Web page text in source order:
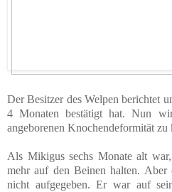
Der Besitzer des Welpen berichtet
4 Monaten bestätigt hat. Nun
angeborenen Knochendeformität zu
Als Mikigus sechs Monate alt
mehr auf den Beinen halten. Aber
nicht aufgegeben. Er war auf